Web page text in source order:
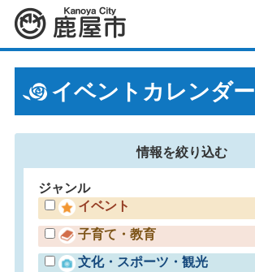
鹿屋市
イベントカレンダー
情報を絞り込む
ジャンル
イベント
子育て・教育
文化・スポーツ・観光